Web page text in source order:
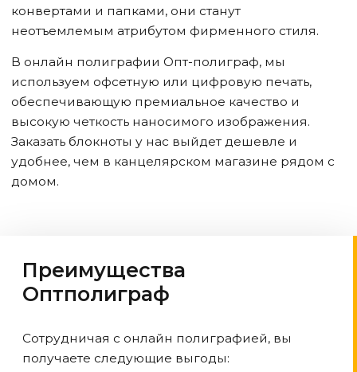
конвертами и папками, они станут
неотъемлемым атрибутом фирменного стиля.
В онлайн полиграфии Опт-полиграф, мы
используем офсетную или цифровую печать,
обеспечивающую премиальное качество и
высокую четкость наносимого изображения.
Заказать блокноты у нас выйдет дешевле и
удобнее, чем в канцелярском магазине рядом с
домом.
Преимущества
Оптполиграф
Сотрудничая с онлайн полиграфией, вы
получаете следующие выгоды: